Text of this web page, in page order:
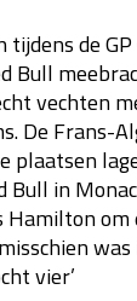
2026
GRAND PRIX 2026
tijdens de
Bull
vechten
De Frans-
plaatsen
Bull in
om
vier’